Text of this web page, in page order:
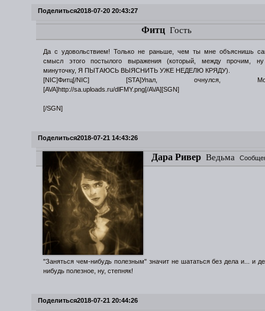
Поделиться2018-07-20 20:43:27
Фитц Гость
Да с удовольствием! Только не раньше, чем ты мне объяснишь
смысл этого постылого выражения (который, между прочим,
минуточку, Я ПЫТАЮСЬ ВЫЯСНИТЬ УЖЕ НЕДЕЛЮ КРЯДУ).
[NIC]Фитц[/NIC] [STA]Упал, очнулся,
[AVA]http://sa.uploads.ru/dlFMY.png[/AVA][SGN]
[/SGN]
Поделиться2018-07-21 14:43:26
Дара Ривер Ведьма
"Заняться чем-нибудь полезным" значит не шататься без дела и... и
нибудь полезное, ну, степняк!
Поделиться2018-07-21 20:44:26